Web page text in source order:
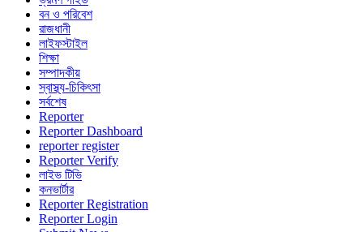
বন ও পরিবেশ
রাজধানী
লাইফস্টাইল
শিক্ষা
সম্পাদকীয়
স্বাস্থ্য-চিকিৎসা
সর্বশেষ
Reporter
Reporter Dashboard
reporter register
Reporter Verify
লাইভ টিভি
কনভার্টার
Reporter Registration
Reporter Login